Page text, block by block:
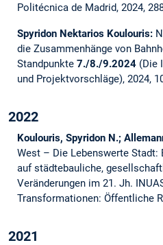
Politécnica de Madrid, 2024,
Spyridon Nektarios Koulouris:
die Zusammenhänge von
Standpunkte 7./8./9.2024(Die
und Projektvorschläge), 2024,
2022
Koulouris, Spyridon N.;
West – Die Lebenswerte
auf städtebauliche,
Veränderungen im 21. Jh.
Transformationen: Öffentliche
2021